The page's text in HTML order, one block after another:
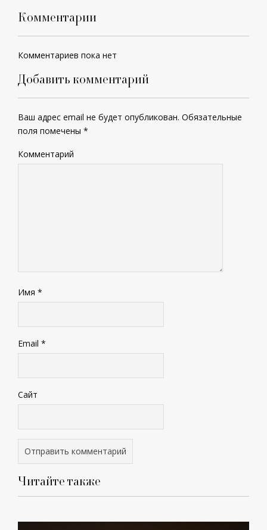
Комментарии
Комментариев пока нет
Добавить комментарий
Ваш адрес email не будет опубликован. Обязательные
поля помечены *
Комментарий
Имя *
Email *
Сайт
Читайте также